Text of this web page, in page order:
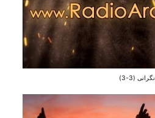
نگرانی (3-3)